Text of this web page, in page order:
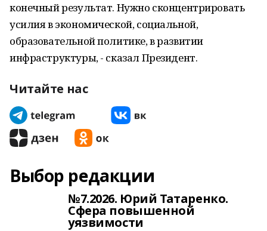
конечный результат. Нужно сконцентрировать
усилия в экономической, социальной,
образовательной политике, в развитии
инфраструктуры, - сказал Президент.
Читайте нас
Выбор редакции
№7.2026. Юрий Татаренко.
Сфера повышенной
уязвимости